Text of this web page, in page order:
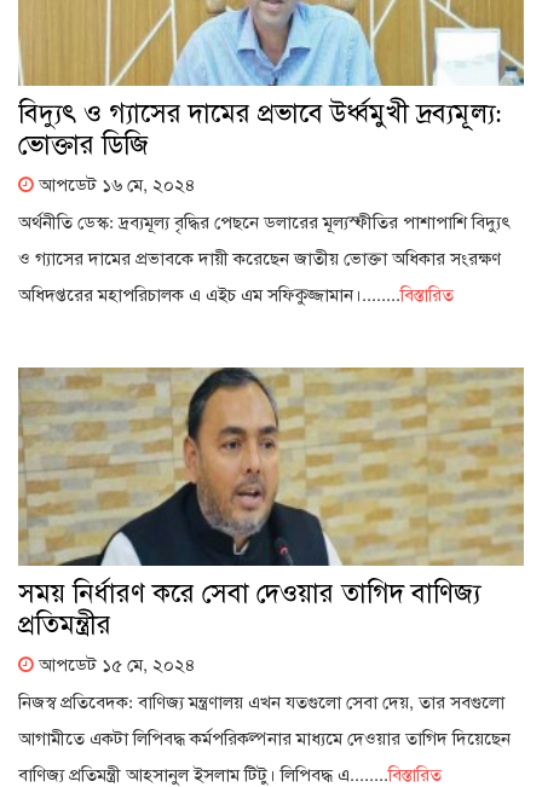
বিদ্যুৎ ও গ্যাসের দামের প্রভাবে উর্ধ্বমুখী দ্রব্যমূল্য:
ভোক্তার ডিজি
আপডেট ১৬ মে, ২০২৪
অর্থনীতি ডেস্ক: দ্রব্যমূল্য বৃদ্ধির পেছনে ডলারের মূল্যস্ফীতির পাশাপাশি বিদ্যুৎ
ও গ্যাসের দামের প্রভাবকে দায়ী করেছেন জাতীয় ভোক্তা অধিকার সংরক্ষণ
অধিদপ্তরের মহাপরিচালক এ এইচ এম সফিকুজ্জামান।........বিস্তারিত
সময় নির্ধারণ করে সেবা দেওয়ার তাগিদ বাণিজ্য
প্রতিমন্ত্রীর
আপডেট ১৫ মে, ২০২৪
নিজস্ব প্রতিবেদক: বাণিজ্য মন্ত্রণালয় এখন যতগুলো সেবা দেয়, তার সবগুলো
আগামীতে একটা লিপিবদ্ধ কর্মপরিকল্পনার মাধ্যমে দেওয়ার তাগিদ দিয়েছেন
বাণিজ্য প্রতিমন্ত্রী আহসানুল ইসলাম টিটু। লিপিবদ্ধ এ........বিস্তারিত